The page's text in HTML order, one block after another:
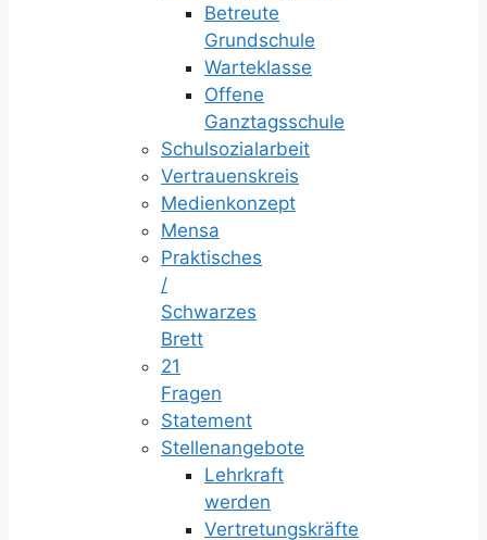
Betreute
Grundschule
Warteklasse
Offene
Ganztagsschule
Schulsozialarbeit
Vertrauenskreis
Medienkonzept
Mensa
Praktisches
/
Schwarzes
Brett
21
Fragen
Statement
Stellenangebote
Lehrkraft
werden
Vertretungskräfte